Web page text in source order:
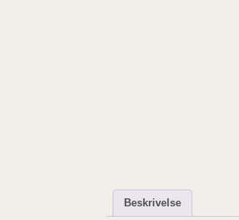
Beskrivelse